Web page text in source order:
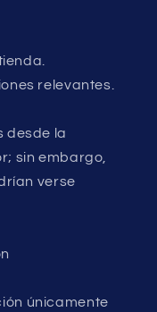
relevantes.
desde la
sin embargo,
verse
únicamente